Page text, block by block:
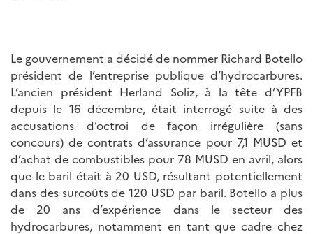
Le gouvernement a décidé de nommer Richard Botello
président de l’entreprise publique d’hydrocarbures.
L’ancien président Herland Soliz, à la tête d’YPFB
depuis le 16 décembre, était interrogé suite à des
accusations d’octroi de façon irrégulière (sans
concours) de contrats d’assurance pour 7,1 MUSD et
d’achat de combustibles pour 78 MUSD en avril, alors
que le baril était à 20 USD, résultant potentiellement
dans des surcoûts de 120 USD par baril. Botello a plus
de 20 ans d’expérience dans le secteur des
hydrocarbures, notamment en tant que cadre chez